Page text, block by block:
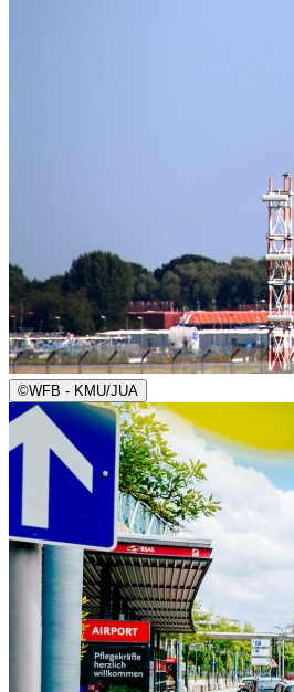
©WFB - KMU/JUA